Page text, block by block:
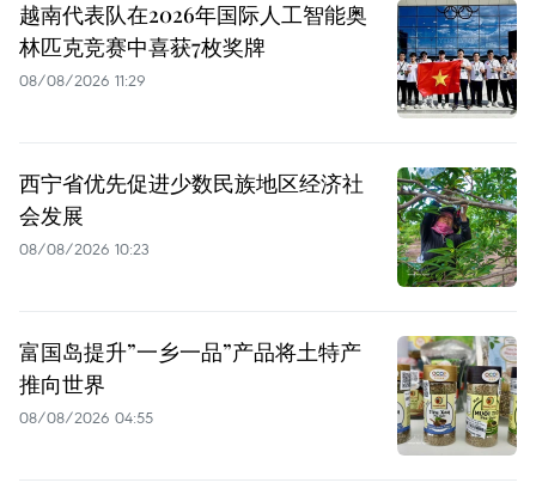
越南代表队在2026年国际人工智能奥
林匹克竞赛中喜获7枚奖牌
08/08/2026 11:29
西宁省优先促进少数民族地区经济社
会发展
08/08/2026 10:23
富国岛提升”一乡一品”产品将土特产
推向世界
08/08/2026 04:55